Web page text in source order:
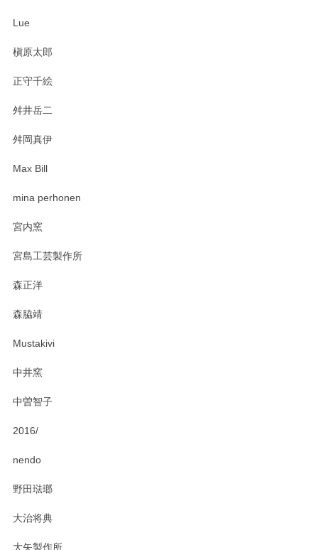
おかけしました。 ありがとうございます。
Lue
槇原太郎
正守千絵
舛井岳二
舛岡真伊
Max Bill
mina perhonen
宮内窯
宮島工芸製作所
森正洋
森脇靖
Mustakivi
中井窯
中曽智子
2016/
nendo
野田琺瑯
大治将典
大矢製作所